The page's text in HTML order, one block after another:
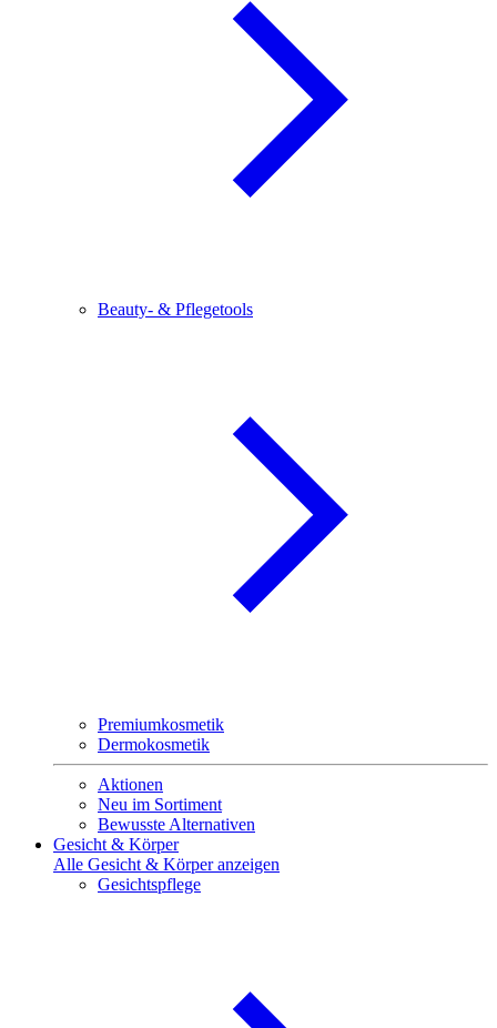
Beauty- & Pflegetools
Premiumkosmetik
Dermokosmetik
Aktionen
Neu im Sortiment
Bewusste Alternativen
Gesicht & Körper
Alle Gesicht & Körper anzeigen
Gesichtspflege